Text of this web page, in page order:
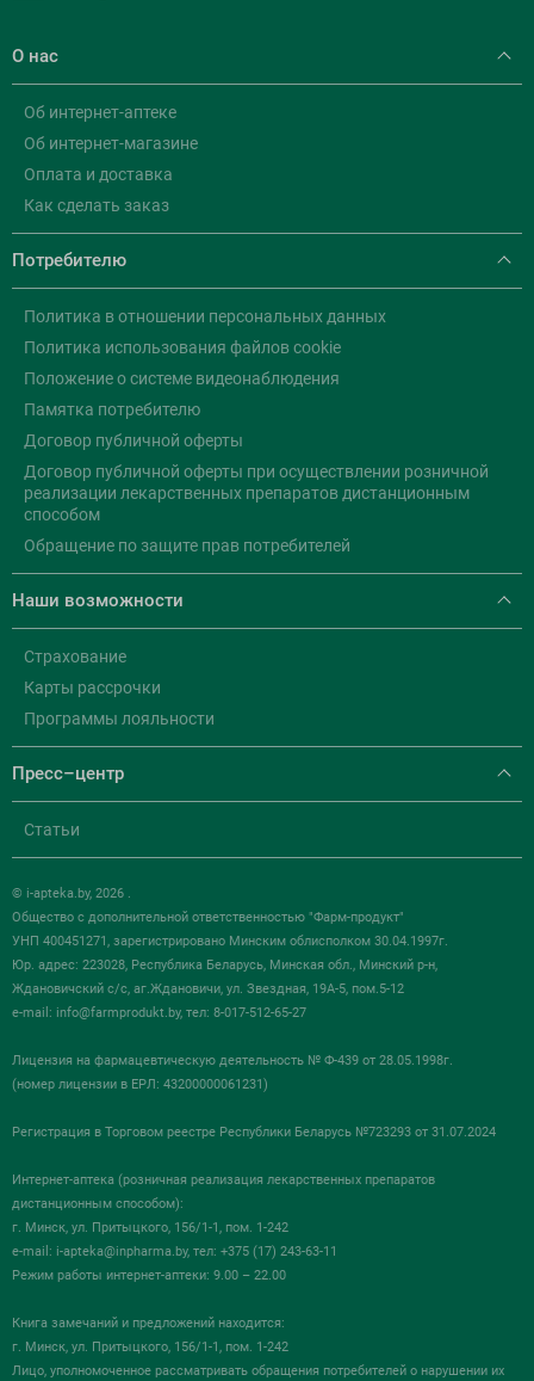
О нас
Об интернет-аптеке
Об интернет-магазине
Оплата и доставка
Как сделать заказ
Потребителю
Политика в отношении персональных данных
Политика использования файлов cookie
Положение о системе видеонаблюдения
Памятка потребителю
Договор публичной оферты
Договор публичной оферты при осуществлении розничной
реализации лекарственных препаратов дистанционным
способом
Обращение по защите прав потребителей
Наши возможности
Страхование
Карты рассрочки
Программы лояльности
Пресс–центр
Статьи
© i-apteka.by, 2026 .
Общество с дополнительной ответственностью "Фарм-продукт"
УНП 400451271, зарегистрировано Минским облисполком 30.04.1997г.
Юр. адрес: 223028, Республика Беларусь, Минская обл., Минский р-н,
Ждановичский с/с, аг.Ждановичи, ул. Звездная, 19А-5, пом.5-12
e-mail: info@farmprodukt.by, тел: 8-017-512-65-27
Лицензия на фармацевтическую деятельность № Ф-439 от 28.05.1998г.
(номер лицензии в ЕРЛ: 43200000061231)
Регистрация в Торговом реестре Республики Беларусь №723293 от 31.07.2024
Интернет-аптека (розничная реализация лекарственных препаратов
дистанционным способом):
г. Минск, ул. Притыцкого, 156/1-1, пом. 1-242
e-mail: i-apteka@inpharma.by, тел: +375 (17) 243-63-11
Режим работы интернет-аптеки: 9.00 – 22.00
Книга замечаний и предложений находится:
г. Минск, ул. Притыцкого, 156/1-1, пом. 1-242
Лицо, уполномоченное рассматривать обращения потребителей о нарушении их